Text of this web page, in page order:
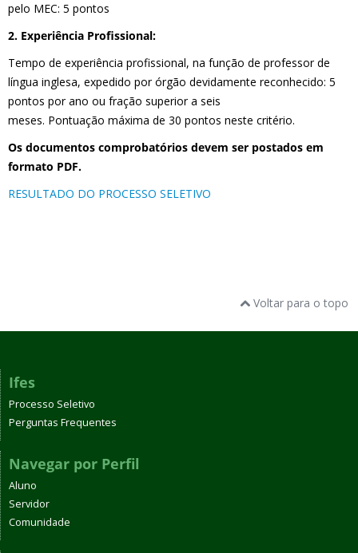
pelo MEC: 5 pontos
2. Experiência Profissional:
Tempo de experiência profissional, na função de professor de
língua inglesa, expedido por órgão devidamente reconhecido: 5
pontos por ano ou fração superior a seis
meses. Pontuação máxima de 30 pontos neste critério.
Os documentos comprobatórios devem ser postados em
formato PDF.
RESULTADO DO PROCESSO SELETIVO
Voltar para o topo
Ifes
Processo Seletivo
Perguntas Frequentes
Navegar por Perfil
Aluno
Servidor
Comunidade